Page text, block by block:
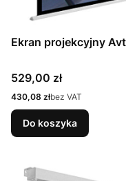
Ekran projekcyjny
Cena
529,00 zł
Cena
430,08 złbez VAT
Do koszyka